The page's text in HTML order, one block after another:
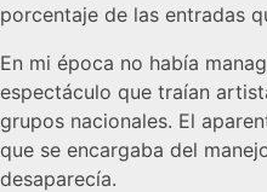
porcentaje de las entradas
En mi época no había
espectáculo que traían
grupos nacionales. El
que se encargaba del
desaparecía.